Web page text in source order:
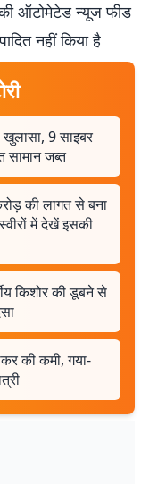
ऑटोमेटेड न्यूज फीड
नहीं किया है
9 साइबर
सामान जब्त
की लागत से बना
में देखें इसकी
किशोर की डूबने से
की कमी, गया-